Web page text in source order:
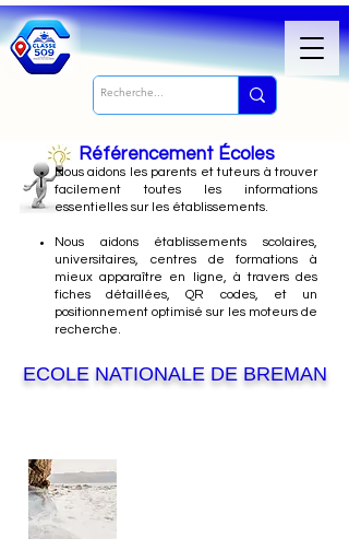
Référencement Écoles
Nousaidons les parents et tuteurs à trouver
facilement toutes les informations
essentielles sur les établissements.
Nous aidons établissements scolaires,
universitaires, centres de formations à
mieux apparaître en ligne, à travers des
fiches détaillées, QR codes, et un
positionnement optimisé sur les moteurs de
recherche.
ECOLE NATIONALE DE BREMAN